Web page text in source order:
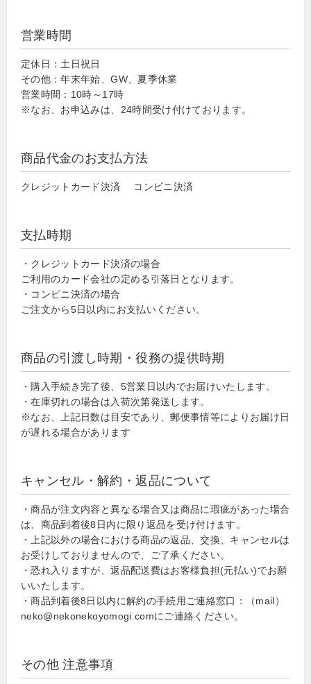
営業時間
定休日：土日祝日
その他：年末年始、GW、夏季休業
営業時間：10時～17時
※なお、お申込みは、24時間受け付けております。
商品代金のお支払方法
クレジットカード決済 コンビニ決済
支払時期
・クレジットカード決済の場合
ご利用のカード会社の定める引落日となります。
・コンビニ決済の場合
ご注文から5日以内にお支払いください。
商品の引渡し時期・役務の提供時期
・購入手続き完了後、5営業日以内でお届けいたします。
・在庫切れの場合は入荷次第発送します。
※なお、上記日数は目安であり、郵便事情等によりお届け日
が遅れる場合があります
キャンセル・解約・返品について
・商品が注文内容と異なる場合又は商品に瑕疵があった場合
は、商品到着後8日内に限り返品を受け付けます。
・上記以外の場合における商品の返品、交換、キャンセルは
お受けしておりませんので、ご了承ください。
・恐れ入りますが、返品配送費はお客様負担(元払い)でお願
いいたします。
・商品到着後8日以内に解約の手続用ご連絡窓口：（mail）
neko@nekonekoyomogi.comにご連絡ください。
その他 注意事項